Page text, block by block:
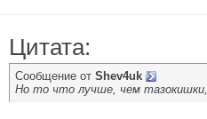
Цитата:
Сообщение от Shev4uk
Но то что лучше, чем